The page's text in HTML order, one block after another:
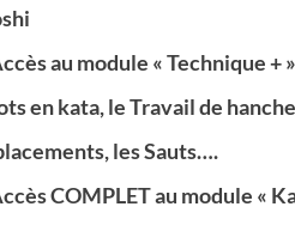
au module « Technique +
en kata, le Travail de
les Sauts….
COMPLET au module «